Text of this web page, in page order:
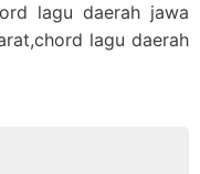
lagu daerah jawa
lagu daerah